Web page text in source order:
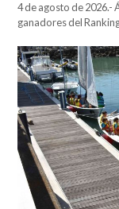
4 de agosto de 2026.-
ganadores del